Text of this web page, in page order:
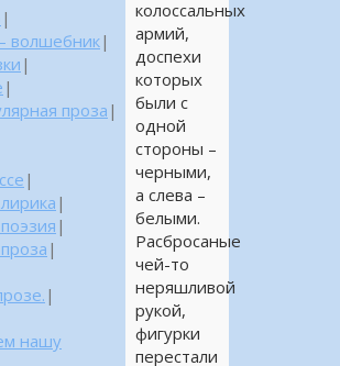
колоссальных
армий,
доспехи
которых
были с
одной
стороны –
черными,
а слева –
белыми.
Расбросаные
чей-то
неряшливой
рукой,
фигурки
перестали
|
волшебник|
|
|
проза |
|
|
|
|
|
нашу